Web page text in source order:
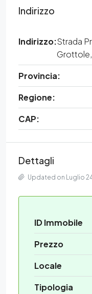
Indirizzo
Indirizzo:Strada
Grottole,
Provincia:
Regione:
CAP:
Dettagli
Updated on Luglio
ID Immobile
Prezzo
Locale
Tipologia